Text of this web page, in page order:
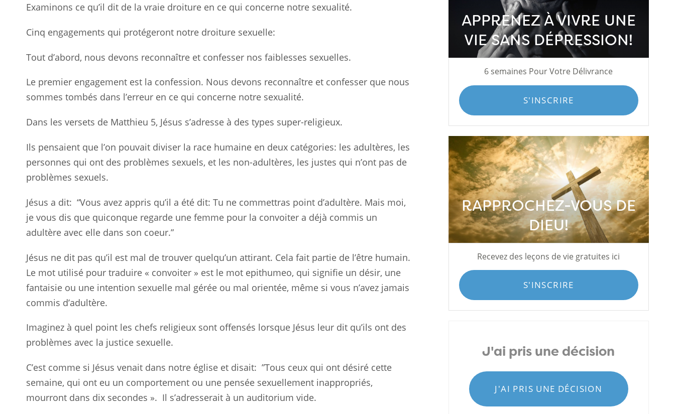
Examinons ce qu’il dit de la vraie droiture en ce qui concerne notre sexualité.
Cinq engagements qui protégeront notre droiture sexuelle:
Tout d’abord, nous devons reconnaître et confesser nos faiblesses sexuelles.
Le premier engagement est la confession. Nous devons reconnaître et confesser que nous
sommes tombés dans l’erreur en ce qui concerne notre sexualité.
Dans les versets de Matthieu 5, Jésus s’adresse à des types super-religieux.
Ils pensaient que l’on pouvait diviser la race humaine en deux catégories: les adultères, les
personnes qui ont des problèmes sexuels, et les non-adultères, les justes qui n’ont pas de
problèmes sexuels.
Jésus a dit: “Vous avez appris qu’il a été dit: Tu ne commettras point d’adultère. Mais moi,
je vous dis que quiconque regarde une femme pour la convoiter a déjà commis un
adultère avec elle dans son coeur.”
Jésus ne dit pas qu’il est mal de trouver quelqu’un attirant. Cela fait partie de l’être humain.
Le mot utilisé pour traduire « convoiter » est le mot epithumeo, qui signifie un désir, une
fantaisie ou une intention sexuelle mal gérée ou mal orientée, même si vous n’avez jamais
commis d’adultère.
Imaginez à quel point les chefs religieux sont offensés lorsque Jésus leur dit qu’ils ont des
problèmes avec la justice sexuelle.
C’est comme si Jésus venait dans notre église et disait: ”Tous ceux qui ont désiré cette
semaine, qui ont eu un comportement ou une pensée sexuellement inappropriés,
mourront dans dix secondes ». Il s’adresserait à un auditorium vide.
APPRENEZ À VIVRE UNE
VIE SANS DÉPRESSION!
6 semaines Pour Votre Délivrance
S'INSCRIRE
RAPPROCHEZ-VOUS DE
DIEU!
Recevez des leçons de vie gratuites ici
S'INSCRIRE
J'ai pris une décision
J'AI PRIS UNE DÉCISION